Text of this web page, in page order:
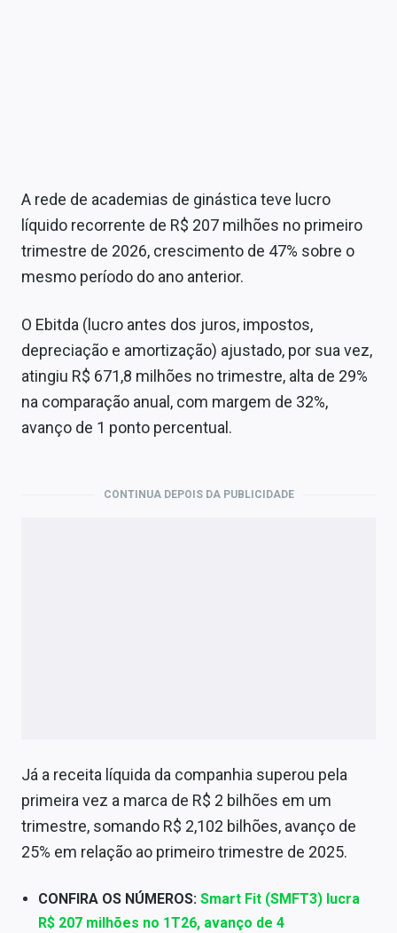
A rede de academias de ginástica teve lucro
líquido recorrente de R$ 207 milhões no primeiro
trimestre de 2026, crescimento de 47% sobre o
mesmo período do ano anterior.
O Ebitda (lucro antes dos juros, impostos,
depreciação e amortização) ajustado, por sua vez,
atingiu R$ 671,8 milhões no trimestre, alta de 29%
na comparação anual, com margem de 32%,
avanço de 1 ponto percentual.
CONTINUA DEPOIS DA PUBLICIDADE
Já a receita líquida da companhia superou pela
primeira vez a marca de R$ 2 bilhões em um
trimestre, somando R$ 2,102 bilhões, avanço de
25% em relação ao primeiro trimestre de 2025.
CONFIRA OS NÚMEROS:Smart Fit (SMFT3) lucra
R$ 207 milhões no 1T26, avanço de 4